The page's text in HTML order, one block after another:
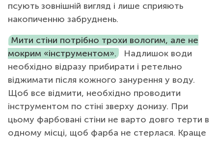
псують зовнішній вигляд і лише сприяють
накопиченню забруднень.
Мити стіни потрібно трохи вологим, але не
мокрим «інструментом».
Надлишок води
необхідно відразу прибирати і ретельно
віджимати після кожного занурення у воду.
Щоб все відмити, необхідно проводити
інструментом по стіні зверху донизу. При
цьому фарбовані стіни не варто довго терти в
одному місці, щоб фарба не стерлася. Краще